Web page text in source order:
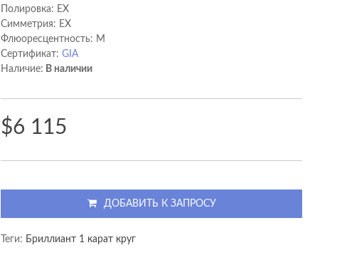
Полировка: EX
Cимметрия: EX
Флюоресцентность: M
Сертификат:GIA
Наличие: В наличии
$6 115
ДОБАВИТЬ К ЗАПРОСУ
Теги: Бриллиант 1 карат круг